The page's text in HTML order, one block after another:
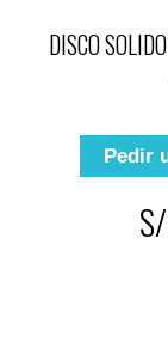
DISCO
Pedir